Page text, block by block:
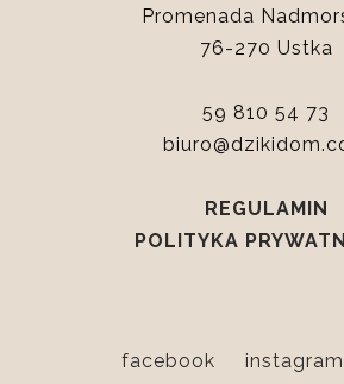
Promenada
76-270 Ustka
59 810 54 73
REGULAMIN
POLITYKA
facebook instagram